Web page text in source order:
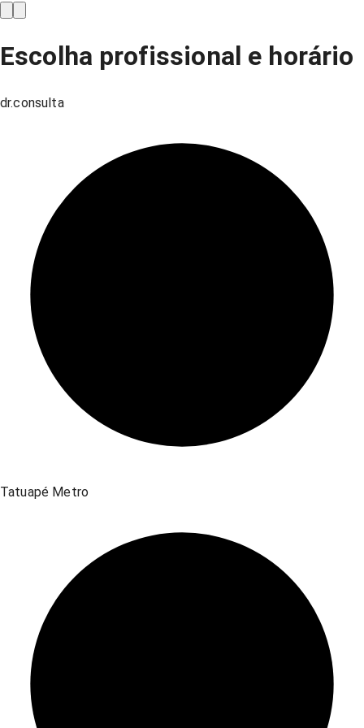
Escolha profissional e horário
dr.consulta
Tatuapé Metro